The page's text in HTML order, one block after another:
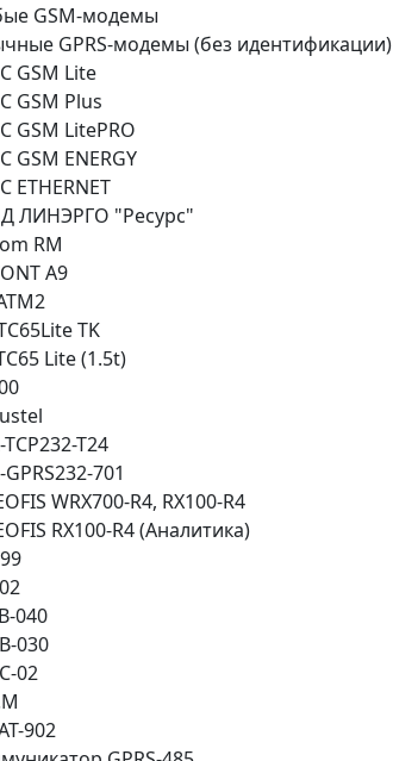
GSM-модемы
GPRS-модемы (без идентификации)
GSM Lite
GSM Plus
GSM LitePRO
GSM ENERGY
ETHERNET
ЛИНЭРГО "Ресурс"
RM
A9
TK
Lite (1.5t)
TCP232-T24
GPRS232-701
WRX700-R4, RX100-R4
RX100-R4 (Аналитика)
040
030
02
902